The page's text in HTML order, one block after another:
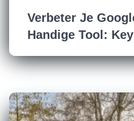
Verbeter Je
Handige Tool: